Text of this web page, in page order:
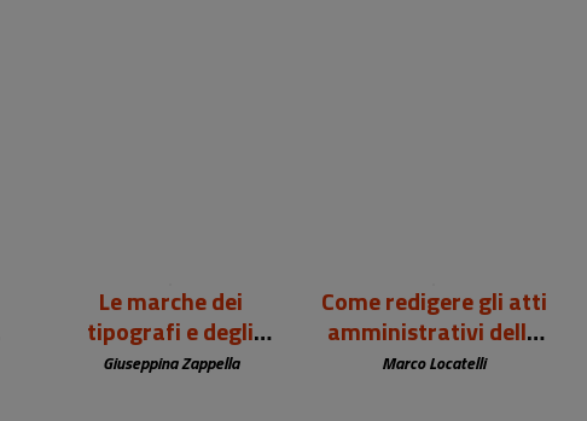
Le marche dei
tipografi e degli
editori europei (sec.
Giuseppina Zappella
Come redigere gli atti
amministrativi della
biblioteca
Marco Locatelli